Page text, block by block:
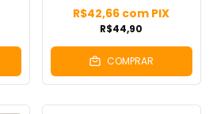
R$44,90
R$42,66 com PIX
COMPRAR